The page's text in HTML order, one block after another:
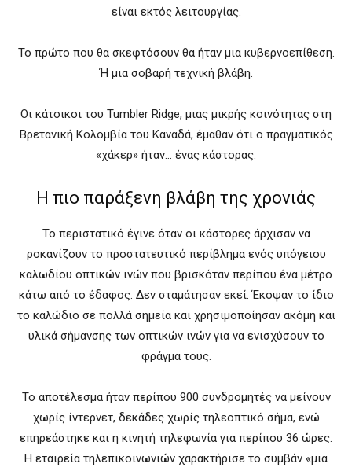
είναι εκτός λειτουργίας.
Το πρώτο που θα σκεφτόσουν θα ήταν μια κυβερνοεπίθεση.
Ή μια σοβαρή τεχνική βλάβη.
Οι κάτοικοι του Tumbler Ridge, μιας μικρής κοινότητας στη
Βρετανική Κολομβία του Καναδά, έμαθαν ότι ο πραγματικός
«χάκερ» ήταν… ένας κάστορας.
Η πιο παράξενη βλάβη της χρονιάς
Το περιστατικό έγινε όταν οι κάστορες άρχισαν να
ροκανίζουν το προστατευτικό περίβλημα ενός υπόγειου
καλωδίου οπτικών ινών που βρισκόταν περίπου ένα μέτρο
κάτω από το έδαφος. Δεν σταμάτησαν εκεί. Έκοψαν το ίδιο
το καλώδιο σε πολλά σημεία και χρησιμοποίησαν ακόμη και
υλικά σήμανσης των οπτικών ινών για να ενισχύσουν το
φράγμα τους.
Το αποτέλεσμα ήταν περίπου 900 συνδρομητές να μείνουν
χωρίς ίντερνετ, δεκάδες χωρίς τηλεοπτικό σήμα, ενώ
επηρεάστηκε και η κινητή τηλεφωνία για περίπου 36 ώρες.
Η εταιρεία τηλεπικοινωνιών χαρακτήρισε το συμβάν «μια